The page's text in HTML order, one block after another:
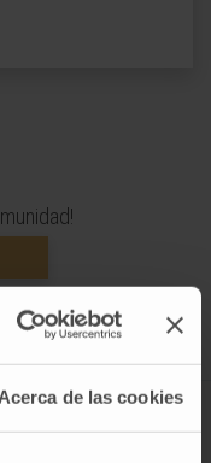
Acerca de las cookies